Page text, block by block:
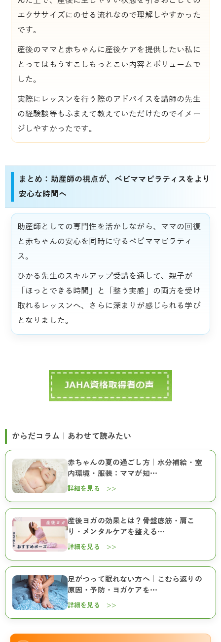
エクササイズにのせる流れなので理解しやすかった
です。
産後のママと赤ちゃんに産後ケアを提供したい私に
とってはもうすこしもっとこい内容とボリュームで
した。
実際にレッスンを行う際のアドバイスを講師の先生
の経験談等もふまえて教えていただけたのでイメー
ジしやすかったです。
まとめ：助産師の視点が、ベビママピラティスをより
安心な時間へ
助産師としての専門性を活かしながら、ママの回復
と赤ちゃんの安心を同時に守るベビママピラティ
ス。
ひかる先生のスキルアップ受講を通して、親子が
「ほっとできる時間」と「整う実感」の両方を受け
取れるレッスンへ、さらに深まりが感じられる学び
となりました。
からだコラム｜あわせて読みたい
赤ちゃんの夏の過ごし方｜水分補給・室
内環境・服装：ママが知…
詳細を見る >>
産後ヨガの効果とは？骨盤底筋・肩こ
り・メンタルケアを整える…
詳細を見る >>
足がつって眠れない方へ｜こむら返りの
原因・予防・ヨガケアを…
詳細を見る >>